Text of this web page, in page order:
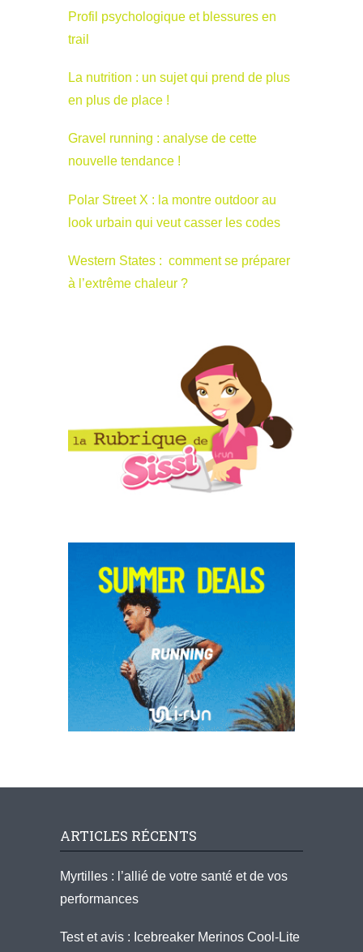
Profil psychologique et blessures en
trail
La nutrition : un sujet qui prend de plus
en plus de place !
Gravel running : analyse de cette
nouvelle tendance !
Polar Street X : la montre outdoor au
look urbain qui veut casser les codes
Western States : comment se préparer
à l’extrême chaleur ?
ARTICLES RÉCENTS
Myrtilles : l’allié de votre santé et de vos
performances
Test et avis : Icebreaker Merinos Cool-Lite